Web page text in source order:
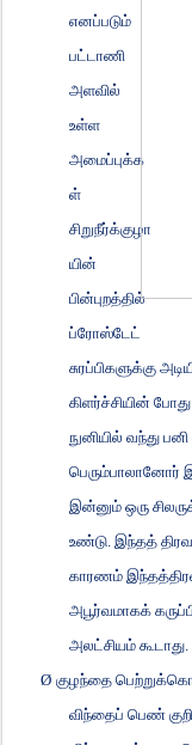
எனப்படும்
பட்டாணி
அளவில்
உள்ள
அமைப்புக்க
ள்
சிறுநீர்க்குழா
யின்
பின்புறத்தில்
ப்ரோஸ்டேட்
சுரப்பிகளுக்கு
கிளர்ச்சியின்
நுனியில் வந்து
பெரும்பாலானோர்
இன்னும் ஒரு
உண்டு. இந்தத்
காரணம்
அபூர்வமாகக்
அலட்சியம் கூடாது.
Ø குழந்தை
விந்தைப் பெண்